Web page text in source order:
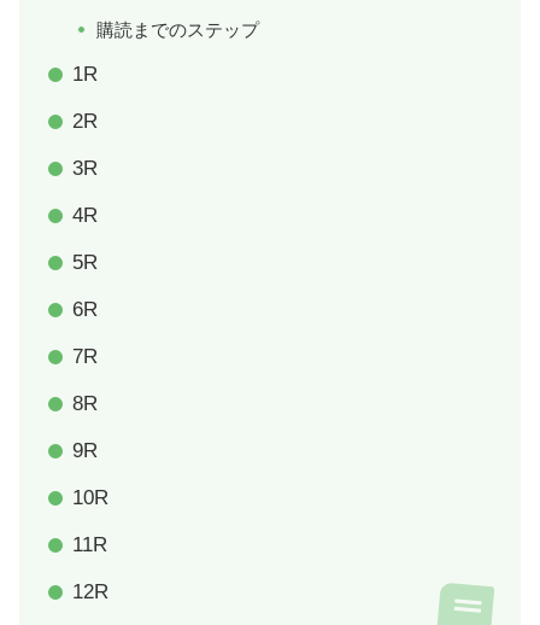
購読までのステップ
1R
2R
3R
4R
5R
6R
7R
8R
9R
10R
11R
12R